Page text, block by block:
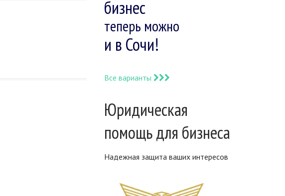
бизнес
теперь можно
и в Сочи!
Все варианты
Юридическая
помощь для бизнеса
Надежная защита ваших интересов